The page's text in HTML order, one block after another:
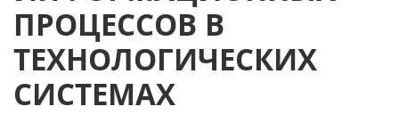
ПРОЦЕССОВ В
ТЕХНОЛОГИЧЕСКИХ
СИСТЕМАХ